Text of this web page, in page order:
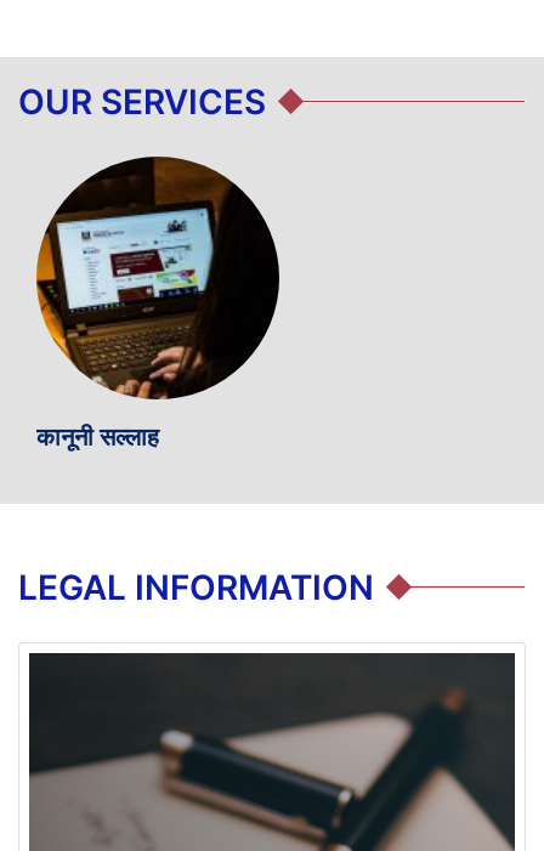
OUR SERVICES
कानूनी सल्लाह
LEGAL INFORMATION